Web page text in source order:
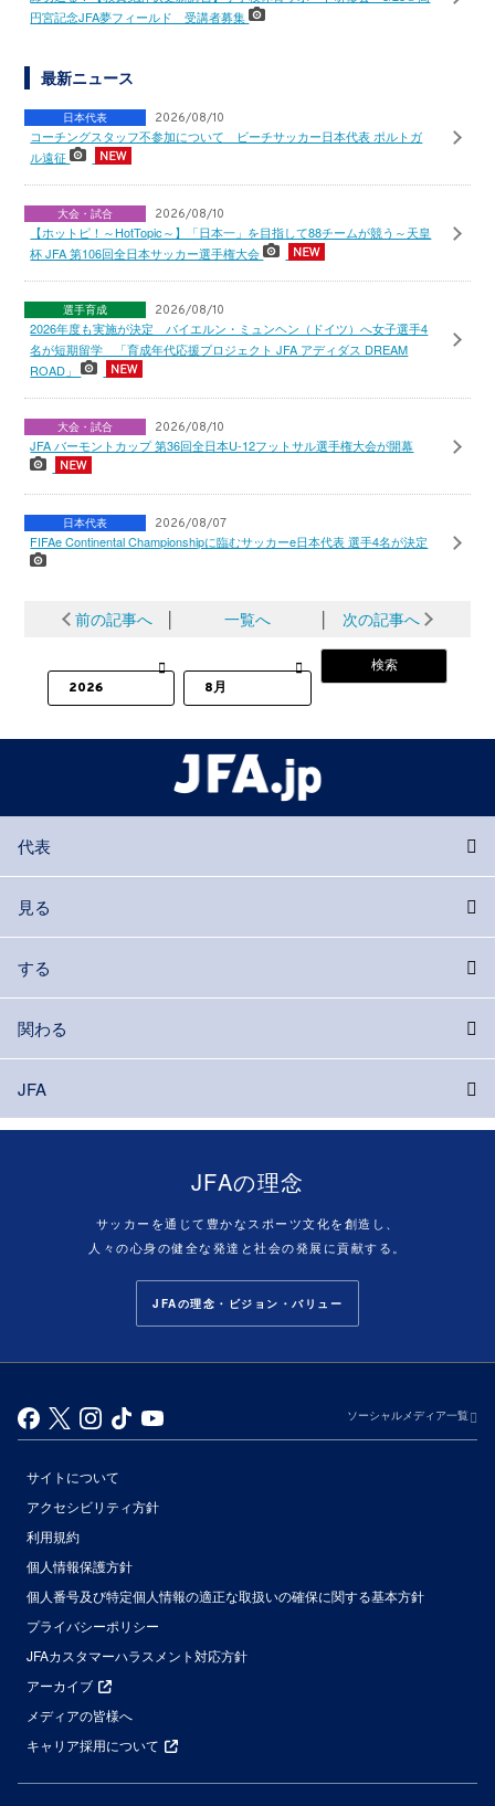
円宮記念JFA夢フィールド 受講者募集
最新ニュース
日本代表 2026/08/10
コーチングスタッフ不参加について ビーチサッカー日本代表 ポルトガ
ル遠征
大会・試合 2026/08/10
【ホットピ！～HotTopic～】「日本一」を目指して88チームが競う～天皇
杯 JFA 第106回全日本サッカー選手権大会
選手育成 2026/08/10
2026年度も実施が決定 バイエルン・ミュンヘン（ドイツ）へ女子選手4
名が短期留学 「育成年代応援プロジェクト JFA アディダス DREAM
ROAD」
大会・試合 2026/08/10
JFA バーモントカップ 第36回全日本U-12フットサル選手権大会が開幕
日本代表 2026/08/07
FIFAe Continental Championshipに臨むサッカーe日本代表 選手4名が決定
前の記事へ │ 一覧へ │ 次の記事へ
代表
見る
する
関わる
JFA
JFAの理念
サッカーを通じて豊かなスポーツ文化を創造し、
人々の心身の健全な発達と社会の発展に貢献する。
JFAの理念・ビジョン・バリュー
ソーシャルメディア一覧
サイトについて
アクセシビリティ方針
利用規約
個人情報保護方針
個人番号及び特定個人情報の適正な取扱いの確保に関する基本方針
プライバシーポリシー
JFAカスタマーハラスメント対応方針
アーカイブ
メディアの皆様へ
キャリア採用について